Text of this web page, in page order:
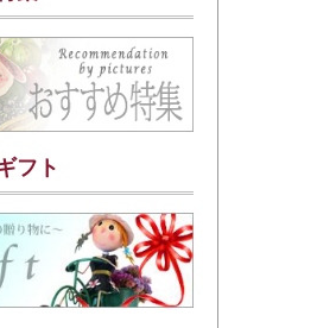
フト